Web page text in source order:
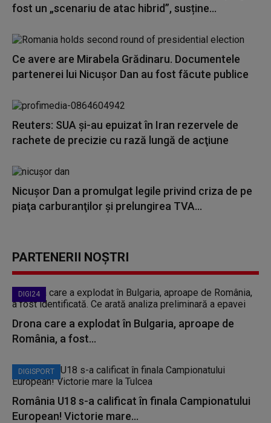
fost un „scenariu de atac hibrid”, susține...
Ce avere are Mirabela Grădinaru. Documentele
partenerei lui Nicușor Dan au fost făcute publice
Reuters: SUA şi-au epuizat în Iran rezervele de
rachete de precizie cu rază lungă de acţiune
Nicuşor Dan a promulgat legile privind criza de pe
piaţa carburanţilor şi prelungirea TVA...
PARTENERII NOȘTRI
DIGI24
Drona care a explodat în Bulgaria, aproape de
România, a fost...
DIGISPORT
România U18 s-a calificat în finala Campionatului
European! Victorie mare...